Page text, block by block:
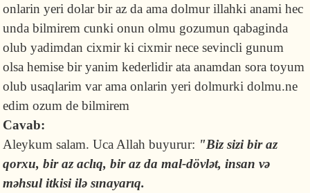
onlarin yeri dolar bir az da ama dolmur illahki anami hec
unda bilmirem cunki onun olmu gozumun qabaginda
olub yadimdan cixmir ki cixmir nece sevincli gunum
olsa hemise bir yanim kederlidir ata anamdan sora toyum
olub usaqlarim var ama onlarin yeri dolmurki dolmu.ne
edim ozum de bilmirem
Cavab:
Aleykum salam. Uca Allah buyurur: "Biz sizi bir az
qorxu, bir az aclıq, bir az da mal-dövlət, insan və
məhsul itkisi ilə sınayarıq.